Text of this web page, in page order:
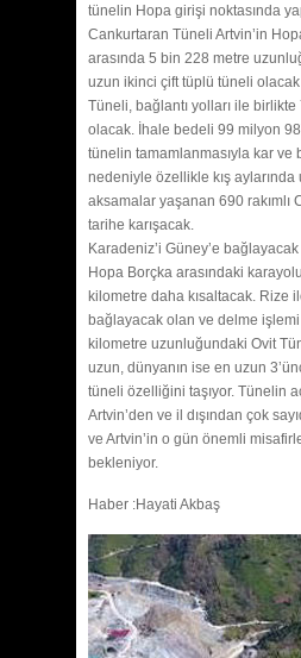
tünelin Hopa girişi noktasında
Cankurtaran Tüneli Artvin’in
arasında 5 bin 228 metre
uzun ikinci çift tüplü tüneli
Tüneli, bağlantı yolları ile
olacak. İhale bedeli 99 milyon
tünelin tamamlanmasıyla kar ve
nedeniyle özellikle kış aylarında
aksamalar yaşanan 690 rakımlı
tarihe karışacak.
Karadeniz’i Güney’e
Hopa Borçka arasındaki karayolu
kilometre daha kısaltacak. Rize
bağlayacak olan ve delme
kilometre uzunluğundaki Ovit
uzun, dünyanın ise en uzun
tüneli özelliğini taşıyor. Tünelin
Artvin’den ve il dışından çok
ve Artvin’in o gün önemli
bekleniyor.
Haber :Hayati Akbaş